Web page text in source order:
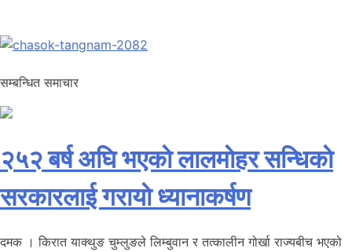
सम्बन्धित समाचार
२५२ बर्ष अघि भएकाे लालमाेहर सन्धिकाे
सरकारलाई गरायाे ध्यानाकर्षण
दमक । किरात याक्थुङ चुम्लुङले लिम्बुवान र तत्कालीन गोर्खा राज्यबीच भएको